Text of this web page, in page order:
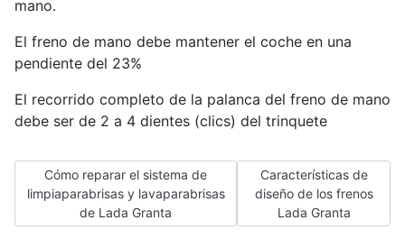
mano.
El freno de mano debe mantener el coche en una
pendiente del 23%
El recorrido completo de la palanca del freno de mano
debe ser de 2 a 4 dientes (clics) del trinquete
Artículo anterior: Cómo reparar el sistema de
Cómo reparar el sistema de
limpiaparabrisas y lavaparabrisas
de Lada Granta
Artículo siguiente:
Características de
diseño de los frenos
Lada Granta